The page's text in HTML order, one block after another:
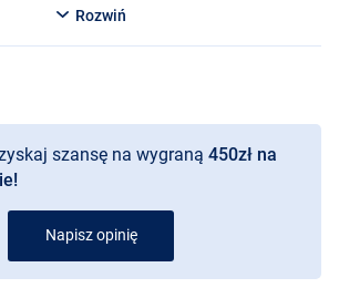
Rozwiń
szansę na wygraną 450zł na
Napisz opinię